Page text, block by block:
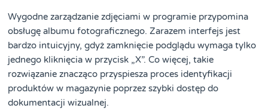
Wygodne zarządzanie zdjęciami w programie przypomina
obsługę albumu fotograficznego. Zarazem interfejs jest
bardzo intuicyjny, gdyż zamknięcie podglądu wymaga tylko
jednego kliknięcia w przycisk „X”. Co więcej, takie
rozwiązanie znacząco przyspiesza proces identyfikacji
produktów w magazynie poprzez szybki dostęp do
dokumentacji wizualnej.